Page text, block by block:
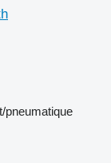
pneumatique